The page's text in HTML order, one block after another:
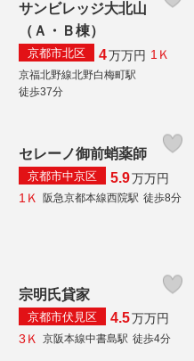
サンビレッジ大北山
（Ａ・Ｂ棟）
京都市北区 4万万円 1Ｋ
京福北野線北野白梅町駅
徒歩37分
セレーノ御前蛸薬師
京都市中京区 5.9万万円
1Ｋ
阪急京都本線西院駅 徒歩8分
宗明氏貸家
京都市伏見区 4.5万万円
3Ｋ
京阪本線中書島駅 徒歩4分